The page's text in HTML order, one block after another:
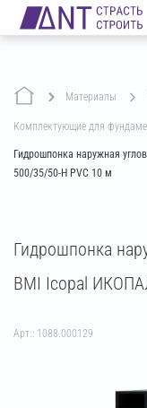
Материалы
комплектующие для
Гидрошпонка наружная
500/35/50-Н PVC 10 м
Гидрошпонка
BMI Icopal
Арт.: 1088.000129